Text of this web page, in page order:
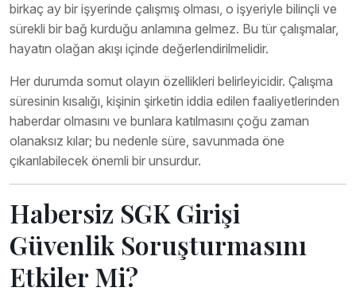
birkaç ay bir işyerinde çalışmış olması, o işyeriyle bilinçli ve
sürekli bir bağ kurduğu anlamına gelmez. Bu tür çalışmalar,
hayatın olağan akışı içinde değerlendirilmelidir.
Her durumda somut olayın özellikleri belirleyicidir. Çalışma
süresinin kısalığı, kişinin şirketin iddia edilen faaliyetlerinden
haberdar olmasını ve bunlara katılmasını çoğu zaman
olanaksız kılar; bu nedenle süre, savunmada öne
çıkarılabilecek önemli bir unsurdur.
Habersiz SGK Girişi
Güvenlik Soruşturmasını
Etkiler Mi?